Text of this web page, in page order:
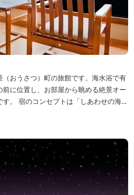
おうさつ）町の旅館です。海水浴で有
に位置し、お部屋から眺める絶景オー
せの海
の南端「相差(おうさつ)」は太平洋に
、おいしい海産物、海女さん、美しい
、水平線に昇る朝陽といった自然に恵ま
。...